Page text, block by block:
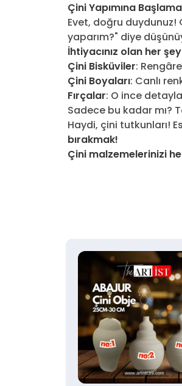
Çini Yapımına
Evet, doğru duydunuz!
yaparım?" diye
İhtiyacınız olan her
Çini Bisküviler:
Çini Boyaları: Canlı
Fırçalar: O ince
Sadece bu kadar mı?
Haydi, çini tutkunları!
bırakmak!
Çini malzemelerinizi